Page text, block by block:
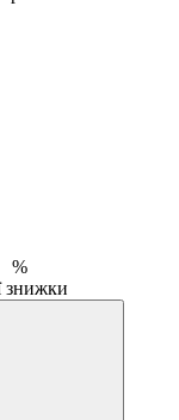
%
знижки